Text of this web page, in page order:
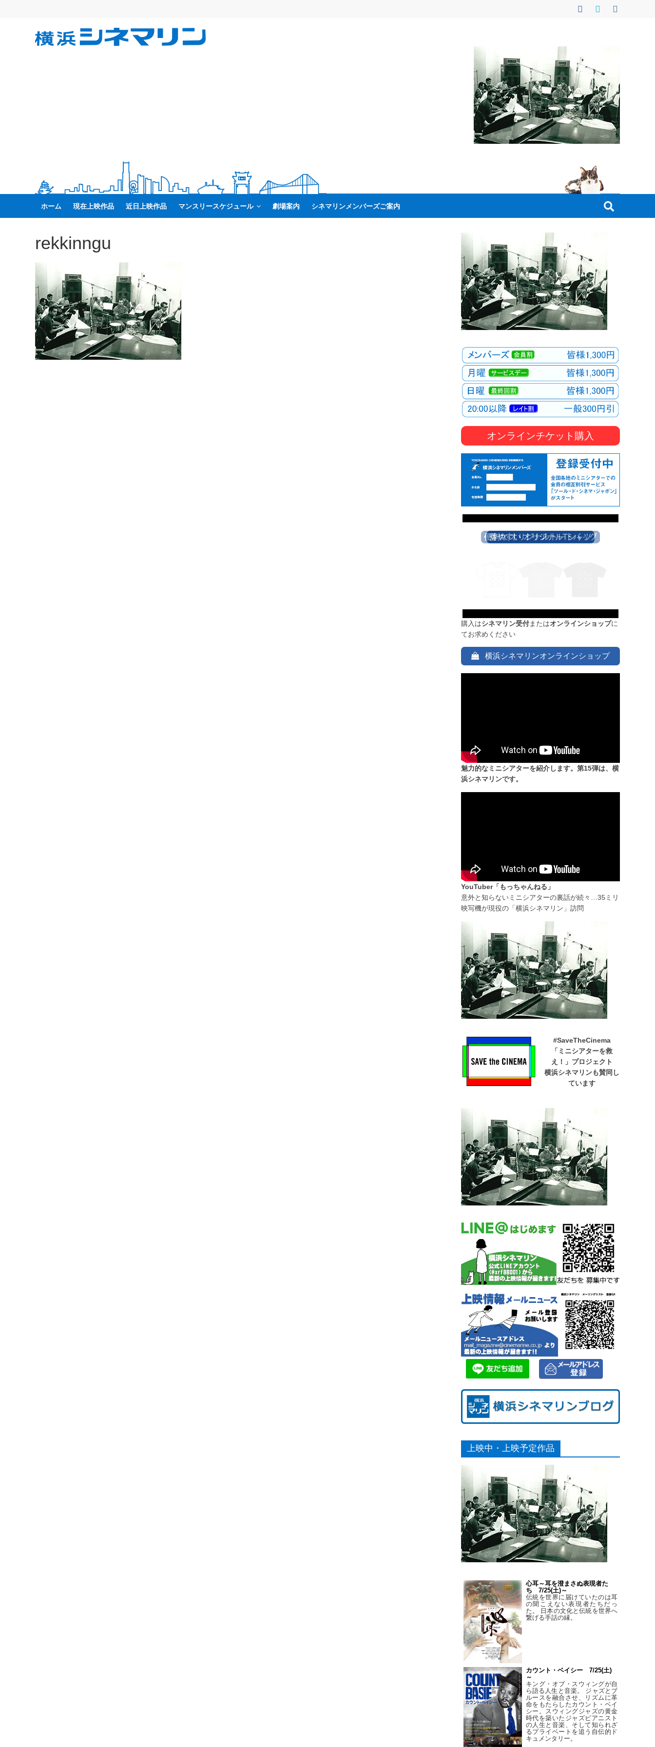
横
リ
ン
た
映
画
は
こ
の
街
で
ホーム 現在上映作品 近日上映作品 マンスリースケジュール 劇場案内 シネマリンメンバーズご案内
rekkinngu
オンラインチケット購入
購入はシネマリン受付またはオンラインショップに
てお求めください
横浜シネマリンオンラインショップ
魅力的なミニシアターを紹介します。第15弾は、横
浜シネマリンです。
YouTuber「もっちゃんねる」
意外と知らないミニシアターの裏話が続々…35ミリ
映写機が現役の「横浜シネマリン」訪問
#SaveTheCinema
「ミニシアターを救
え！」プロジェクト
横浜シネマリンも賛同し
ています
上映中・上映予定作品
心耳～耳を澄まさぬ表現者た
ち 7/25(土)～
伝統を世界に届けていたのは耳
の聞こえない表現者たちだっ
た。 日本の文化と伝統を世界へ
繋げる手話の縁。
カウント・ベイシー 7/25(土)
～
キング・オブ・スウィングが自
ら語る人生と音楽。 ジャズとブ
ルースを融合させ、リズムに革
命をもたらしたカウント・ベイ
シー。スウィングジャズの黄金
時代を築いたジャズピアニスト
の人生と音楽、そして知られざ
るプライベートを追う自伝的ド
キュメンタリー。